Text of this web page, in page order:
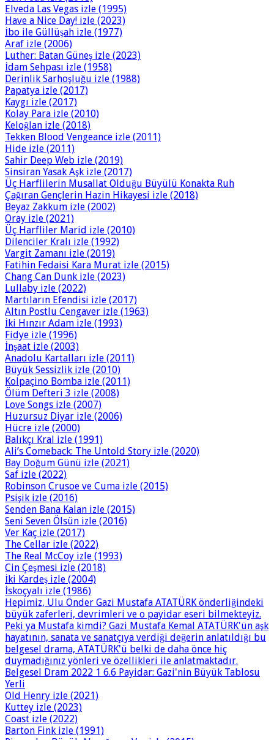
Elveda Las Vegas izle (1995)
Have a Nice Day! izle (2023)
İbo ile Güllüşah izle (1977)
Araf izle (2006)
Luther: Batan Güneş izle (2023)
İdam Sehpası izle (1958)
Derinlik Sarhoşluğu izle (1988)
Papatya izle (2017)
Kaygı izle (2017)
Kolay Para izle (2010)
Keloğlan izle (2018)
Tekken Blood Vengeance izle (2011)
Hide izle (2011)
Sahir Deep Web izle (2019)
Sinsiran Yasak Aşk izle (2017)
Üç Harflilerin Musallat Olduğu Büyülü Konakta Ruh
Çağıran Gençlerin Hazin Hikayesi izle (2018)
Beyaz Zakkum izle (2002)
Oray izle (2021)
Üç Harfliler Marid izle (2010)
Dilenciler Kralı izle (1992)
Vargit Zamanı izle (2019)
Fatihin Fedaisi Kara Murat izle (2015)
Chang Can Dunk izle (2023)
Lullaby izle (2022)
Martıların Efendisi izle (2017)
Altın Postlu Cengaver izle (1963)
İki Hınzır Adam izle (1993)
Fidye izle (1996)
İnşaat izle (2003)
Anadolu Kartalları izle (2011)
Büyük Sessizlik izle (2010)
Kolpaçino Bomba izle (2011)
Ölüm Defteri 3 izle (2008)
Love Songs izle (2007)
Huzursuz Diyar izle (2006)
Hücre izle (2000)
Balıkçı Kral izle (1991)
Ali’s Comeback: The Untold Story izle (2020)
Bay Doğum Günü izle (2021)
Saf izle (2022)
Robinson Crusoe ve Cuma izle (2015)
Psişik izle (2016)
Senden Bana Kalan izle (2015)
Seni Seven Ölsün izle (2016)
Ver Kaç izle (2017)
The Cellar izle (2022)
The Real McCoy izle (1993)
Cin Çeşmesi izle (2018)
İki Kardeş izle (2004)
İskoçyalı izle (1986)
Hepimiz, Ulu Önder Gazi Mustafa ATATÜRK önderliğindeki
büyük zaferleri, devrimleri ve o payidar eseri bilmekteyiz.
Peki ya Mustafa kimdi? Gazi Mustafa Kemal ATATÜRK'ün aşk
hayatının, sanata ve sanatçıya verdiği değerin anlatıldığı bu
belgesel drama, ATATÜRK'ü belki de daha önce hiç
duymadığınız yönleri ve özellikleri ile anlatmaktadır.
Belgesel Dram 2022 1 6.6 Payidar: Gazi'nin Büyük Tablosu
Yerli
Old Henry izle (2021)
Kuttey izle (2023)
Coast izle (2022)
Barton Fink izle (1991)